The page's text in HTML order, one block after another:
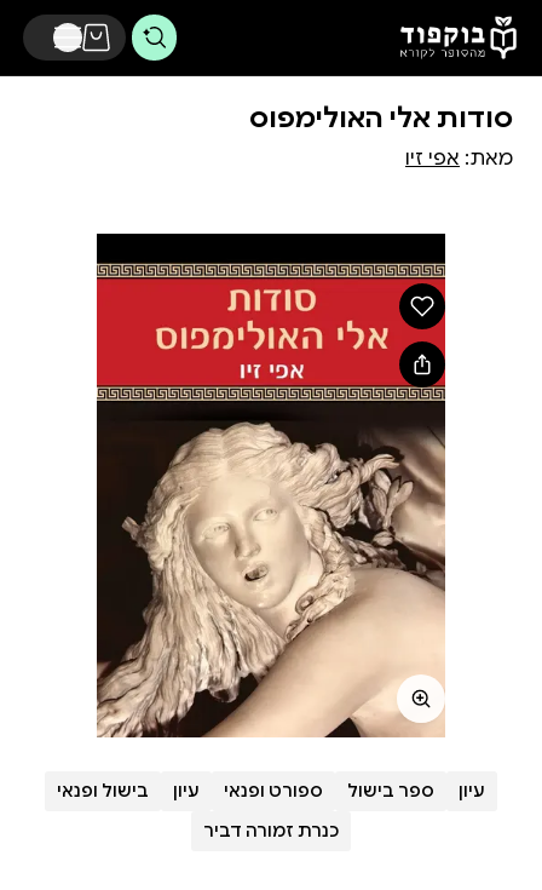
דלג לתוכן הראשי
סודות אלי האולימפוס
מאת: אפי זיו
עיון ספר בישול ספורט ופנאי עיון
בישול ופנאי
כנרת זמורה דביר